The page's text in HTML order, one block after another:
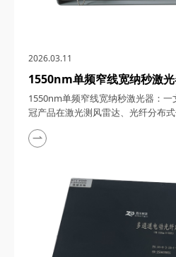
2026.03.11
1550nm单频窄线宽纳秒激
么？详解梓冠产品在激光测
等领域的实际应用
1550nm单频窄线宽纳秒激光器：
冠产品在激光测风雷达、光纤分布
1550nm单频窄线宽纳秒激光器，在
如一颗璀璨的明星，以其独特的光
越的性能和稳定的表现，成为了市